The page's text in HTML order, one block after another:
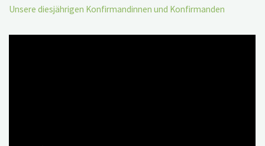
Unsere diesjährigen Konfirmandinnen und Konfirmanden